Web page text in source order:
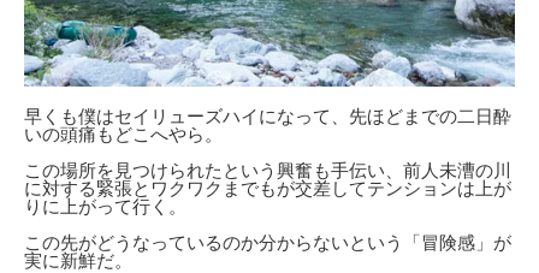
早くも僕はセイリューズハイになって、先ほどまでの二日酔
いの頭痛もどこへやら。
この場所を見つけられたという興奮も手伝い、前人未漕の川
に対する緊張とワクワクまでもが交差してテンションは上が
りに上がって行く。
この先がどうなっているのか分からないという「冒険感」が
実に新鮮だ。